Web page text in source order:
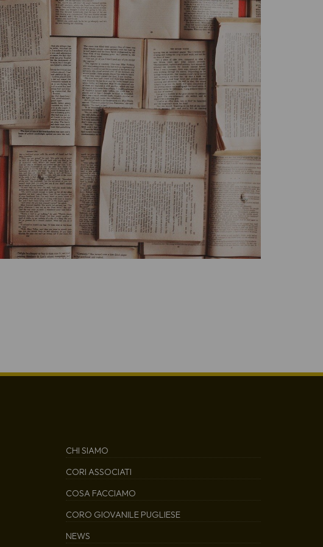
CHI SIAMO
CORI ASSOCIATI
COSA FACCIAMO
CORO GIOVANILE PUGLIESE
NEWS